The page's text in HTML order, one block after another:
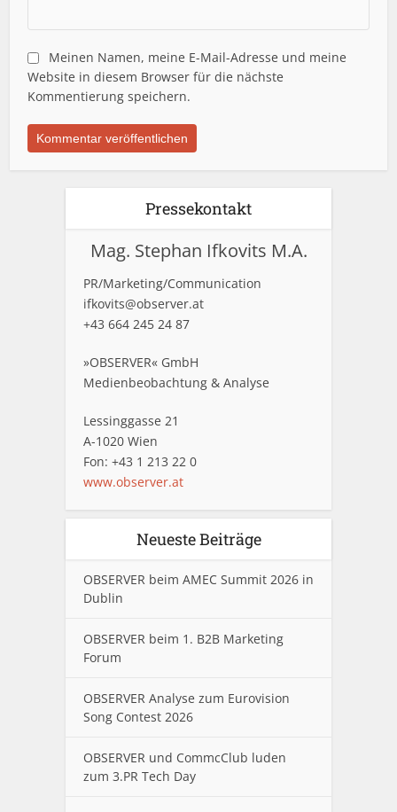
Meinen Namen, meine E-Mail-Adresse und meine
Website in diesem Browser für die nächste
Kommentierung speichern.
Pressekontakt
Mag. Stephan Ifkovits M.A.
PR/Marketing/Communication
ifkovits@observer.at
+43 664 245 24 87
»OBSERVER« GmbH
Medienbeobachtung & Analyse
Lessinggasse 21
A-1020 Wien
Fon: +43 1 213 22 0
www.observer.at
Neueste Beiträge
OBSERVER beim AMEC Summit 2026 in
Dublin
OBSERVER beim 1. B2B Marketing
Forum
OBSERVER Analyse zum Eurovision
Song Contest 2026
OBSERVER und CommcClub luden
zum 3.PR Tech Day